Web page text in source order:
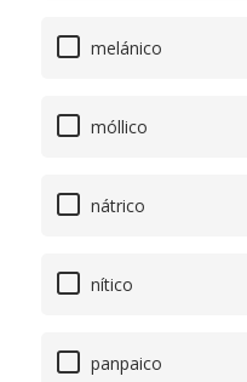
melánico
móllico
nátrico
nítico
panpaico